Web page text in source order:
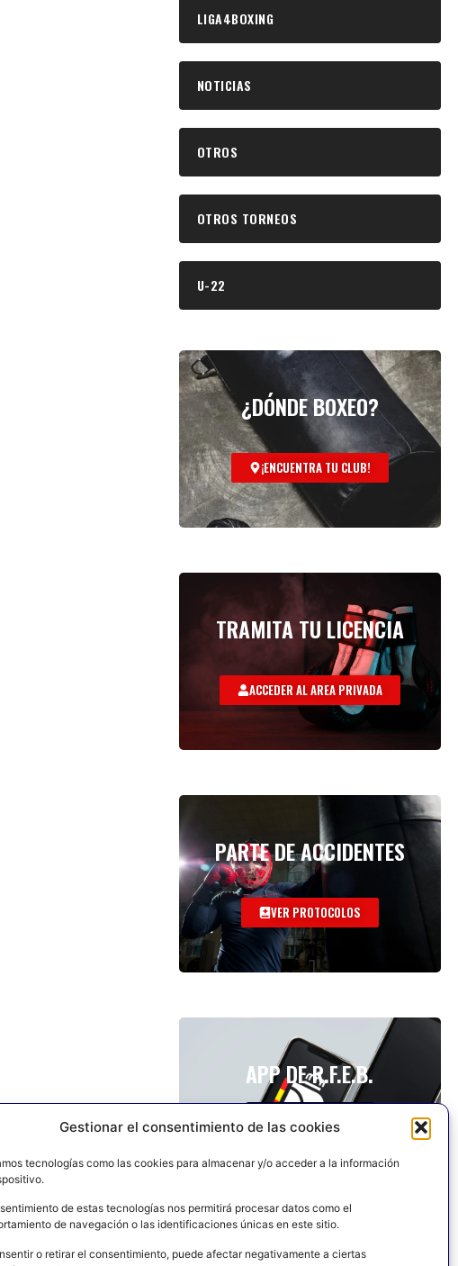
Gestionar el consentimiento de las cookies
tecnologías como las cookies para almacenar y/o acceder a la información
de estas tecnologías nos permitirá procesar datos como el
de navegación o las identificaciones únicas en este sitio.
o retirar el consentimiento, puede afectar negativamente a ciertas
LIGA4BOXING
NOTICIAS
OTROS
OTROS TORNEOS
U-22
¿DÓNDE BOXEO?
¡ENCUENTRA TU CLUB!
TRAMITA TU LICENCIA
ACCEDER AL AREA PRIVADA
PARTE DE ACCIDENTES
VER PROTOCOLOS
APP DE R.F.E.B.